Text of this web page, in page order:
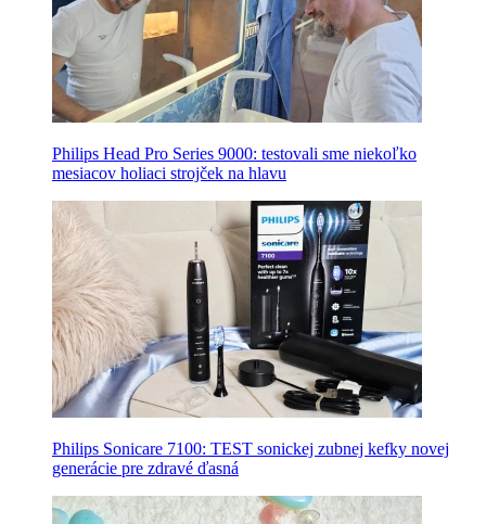
Philips Head Pro Series 9000: testovali sme niekoľko
mesiacov holiaci strojček na hlavu
Philips Sonicare 7100: TEST sonickej zubnej kefky novej
generácie pre zdravé ďasná